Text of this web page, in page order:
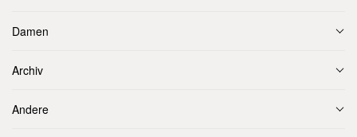
Damen
Archiv
Andere